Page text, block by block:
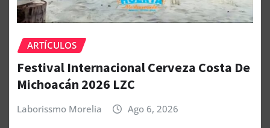
ARTÍCULOS
Festival Internacional Cerveza Costa De
Michoacán 2026 LZC
Laborissmo Morelia Ago 6, 2026